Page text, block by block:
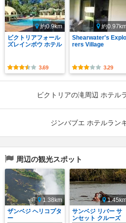
約0.9km
ビクトリアフォール
ズレインボウ ホテル
3.69
約
Shearwater's Explo
rers Village
3.29
ビクトリアの滝周辺 ホテル
ジンバブエ ホテルラン
周辺の観光スポット
1.38km
ザンベジ ヘリコプタ
ー
サンベジ リバー サ
ンセット クルーズ